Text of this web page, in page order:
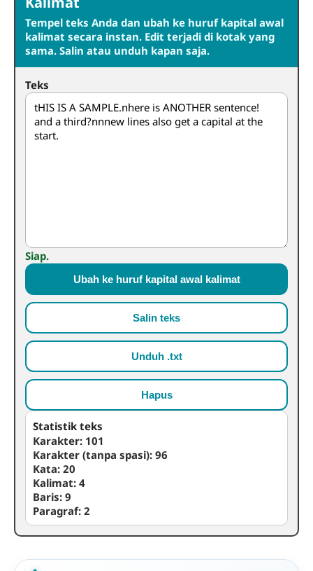
Tempel teks Anda dan ubah ke huruf kapital awal
kalimat secara instan. Edit terjadi di kotak yang
sama. Salin atau unduh kapan saja.
Teks
Siap.
Ubah ke huruf kapital awal kalimat
Salin teks
Unduh .txt
Hapus
Statistik teks
Karakter: 101
Karakter (tanpa spasi): 96
Kata: 20
Kalimat: 4
Baris: 9
Paragraf: 2